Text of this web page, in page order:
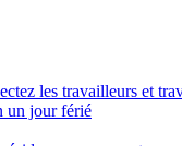
les travailleurs et
un jour férié